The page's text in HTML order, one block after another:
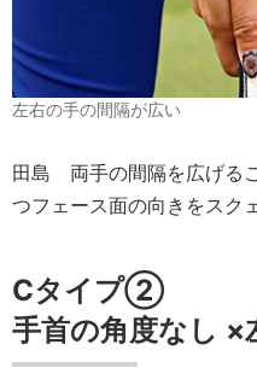
左右の手の間隔が広い
田島 両手の間隔を広げる
つフェース面の向きをスク
Cタイプ②
手首の角度なし ×